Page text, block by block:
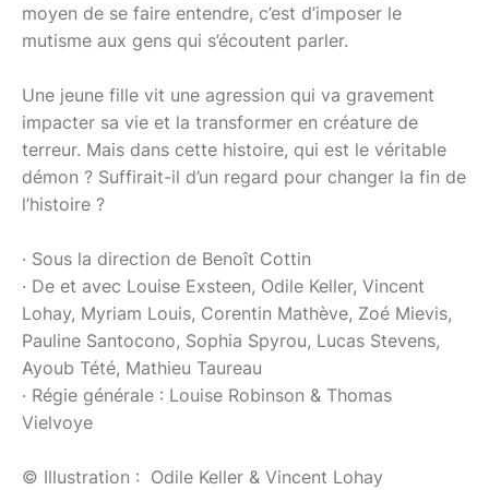
moyen de se faire entendre, c’est d’imposer le
mutisme aux gens qui s’écoutent parler.
Une jeune fille vit une agression qui va gravement
impacter sa vie et la transformer en créature de
terreur. Mais dans cette histoire, qui est le véritable
démon ? Suffirait-il d’un regard pour changer la fin de
l’histoire ?
· Sous la direction de Benoît Cottin
· De et avec Louise Exsteen, Odile Keller, Vincent
Lohay, Myriam Louis, Corentin Mathève, Zoé Mievis,
Pauline Santocono, Sophia Spyrou, Lucas Stevens,
Ayoub Tété, Mathieu Taureau
· Régie générale : Louise Robinson & Thomas
Vielvoye
© Illustration : Odile Keller & Vincent Lohay